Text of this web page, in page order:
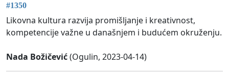
#1350
Likovna kultura razvija promišljanje i kreativnost,
kompetencije važne u današnjem i budućem okruženju.
Nada Božičević(Ogulin, 2023-04-14)